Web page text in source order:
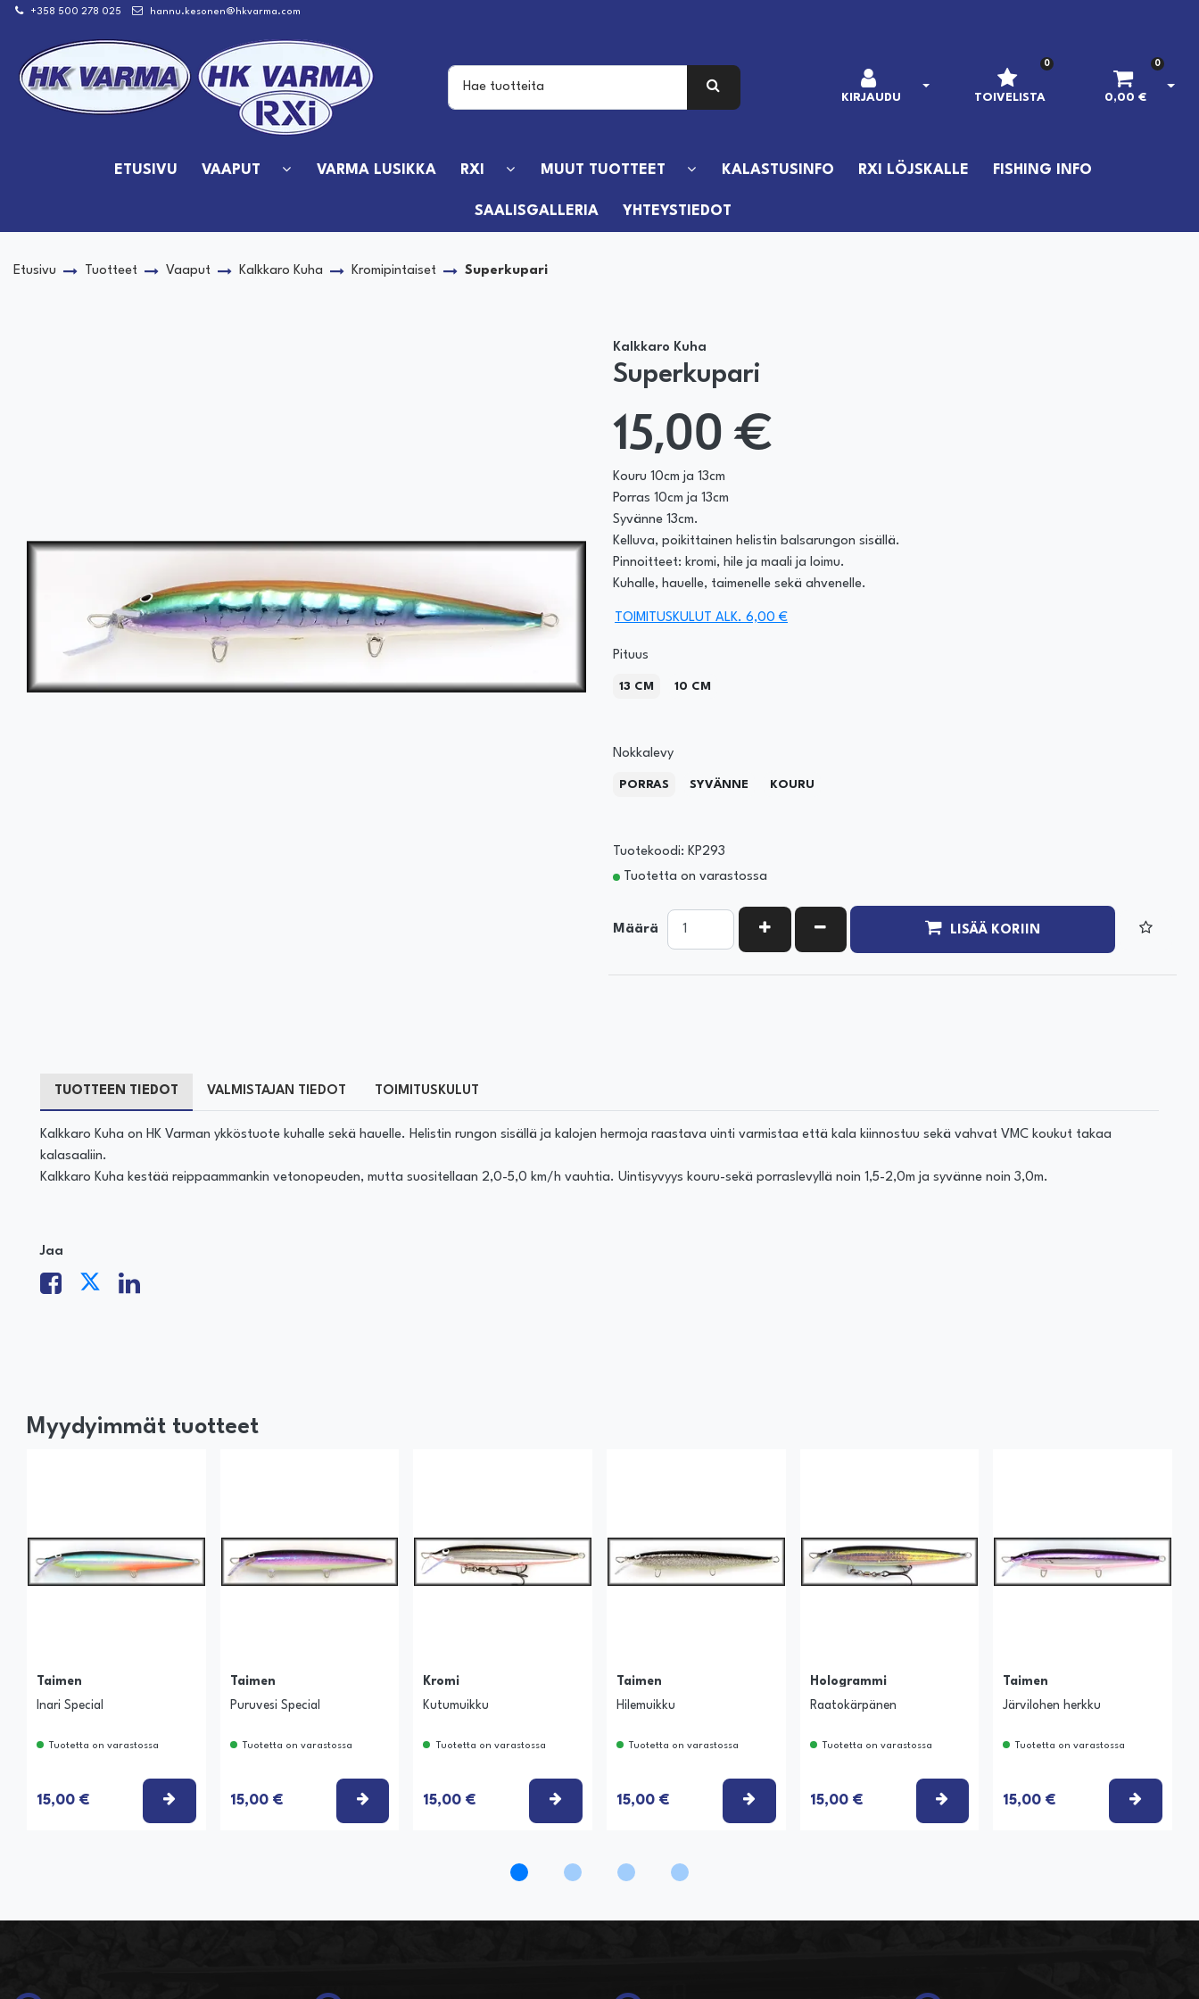
Siirry pääsisältöön
+358 500 278 025 hannu.kesonen@hkvarma.com
KIRJAUDU
AVAA KIRJAUTUMINEN
TOIVELISTA
0 0
0,00 €
ETUSIVU VAAPUT VARMA LUSIKKA RXI MUUT TUOTTEET KALASTUSINFO RXI LÖJSKALLE FISHING INFO
SAALISGALLERIA YHTEYSTIEDOT
Etusivu Tuotteet Vaaput Kalkkaro Kuha Kromipintaiset Superkupari
Kalkkaro Kuha
Superkupari
15,00 €
Kouru 10cm ja 13cm
Porras 10cm ja 13cm
Syvänne 13cm.
Kelluva, poikittainen helistin balsarungon sisällä.
Pinnoitteet: kromi, hile ja maali ja loimu.
Kuhalle, hauelle, taimenelle sekä ahvenelle.
TOIMITUSKULUT ALK. 6,00 €
Pituus
13 CM 10 CM
Nokkalevy
PORRAS SYVÄNNE KOURU
Tuotekoodi: KP293
Tuotetta on varastossa
Määrä KASVATA MÄÄRÄÄ
VÄHENNÄ MÄÄRÄÄ LISÄÄ KORIIN
TUOTTEEN TIEDOT VALMISTAJAN TIEDOT TOIMITUSKULUT
Kalkkaro Kuha on HK Varman ykköstuote kuhalle sekä hauelle. Helistin rungon sisällä ja kalojen hermoja raastava uinti varmistaa että kala kiinnostuu sekä vahvat VMC koukut takaa
kalasaaliin.
Kalkkaro Kuha kestää reippaammankin vetonopeuden, mutta suositellaan 2,0-5,0 km/h vauhtia. Uintisyvyys kouru-sekä porraslevyllä noin 1,5-2,0m ja syvänne noin 3,0m.
Jaa
Myydyimmät tuotteet
Taimen
Inari Special
Tuotetta on varastossa
15,00 € VALITSE VAIHTOEHTO
Taimen
Puruvesi Special
Tuotetta on varastossa
15,00 € VALITSE VAIHTOEHTO
Kromi
Kutumuikku
Tuotetta on varastossa
15,00 € VALITSE VAIHTOEHTO
Taimen
Hilemuikku
Tuotetta on varastossa
15,00 € VALITSE VAIHTOEHTO
Hologrammi
Raatokärpänen
Tuotetta on varastossa
15,00 € VALITSE VAIHTOEHTO
Taimen
Järvilohen herkku
Tuotetta on varastossa
15,00 €